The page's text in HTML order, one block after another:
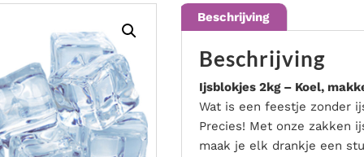
Bekijk de mogelijkheden
Beschrijving
Beschrijving
Ijsblokjes 2kg – Koel,
Wat is een feestje zonder
Precies! Met onze zakken
maak je elk drankje een